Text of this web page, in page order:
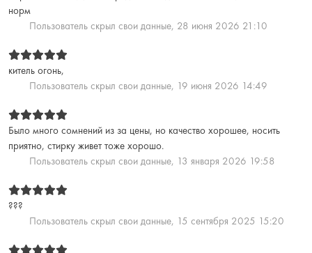
норм
Пользователь скрыл свои данные, 28 июня 2026 21:10
китель огонь,
Пользователь скрыл свои данные, 19 июня 2026 14:49
Было много сомнений из за цены, но качество хорошее, носить
приятно, стирку живет тоже хорошо.
Пользователь скрыл свои данные, 13 января 2026 19:58
???
Пользователь скрыл свои данные, 15 сентября 2025 15:20